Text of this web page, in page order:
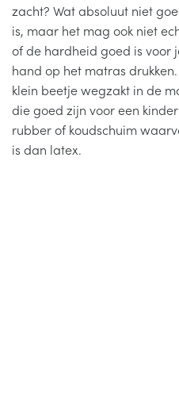
zacht? Wat absoluut niet
is, maar het mag ook niet
of de hardheid goed is voor
hand op het matras
klein beetje wegzakt in de
die goed zijn voor een
rubber of koudschuim
is dan latex.